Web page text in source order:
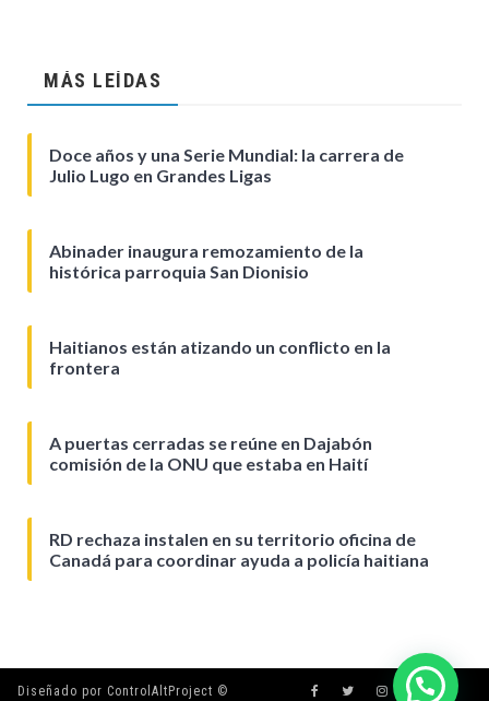
MÁS LEÍDAS
Doce años y una Serie Mundial: la carrera de
Julio Lugo en Grandes Ligas
Abinader inaugura remozamiento de la
histórica parroquia San Dionisio
Haitianos están atizando un conflicto en la
frontera
A puertas cerradas se reúne en Dajabón
comisión de la ONU que estaba en Haití
RD rechaza instalen en su territorio oficina de
Canadá para coordinar ayuda a policía haitiana
Diseñado por ControlAltProject ©